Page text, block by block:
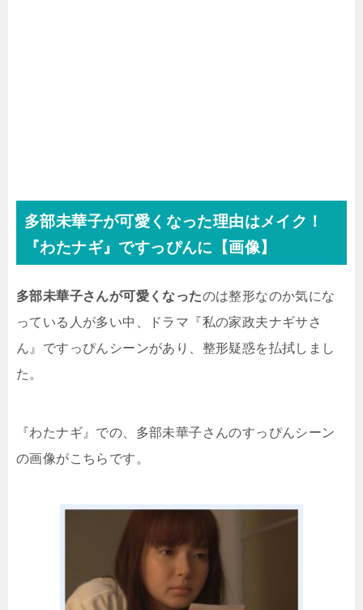
多部未華子が可愛くなった理由はメイク！
『わたナギ』ですっぴんに【画像】
多部未華子さんが可愛くなったのは整形なのか気にな
っている人が多い中、ドラマ『私の家政夫ナギサさ
ん』ですっぴんシーンがあり、整形疑惑を払拭しまし
た。
『わたナギ』での、多部未華子さんのすっぴんシーン
の画像がこちらです。